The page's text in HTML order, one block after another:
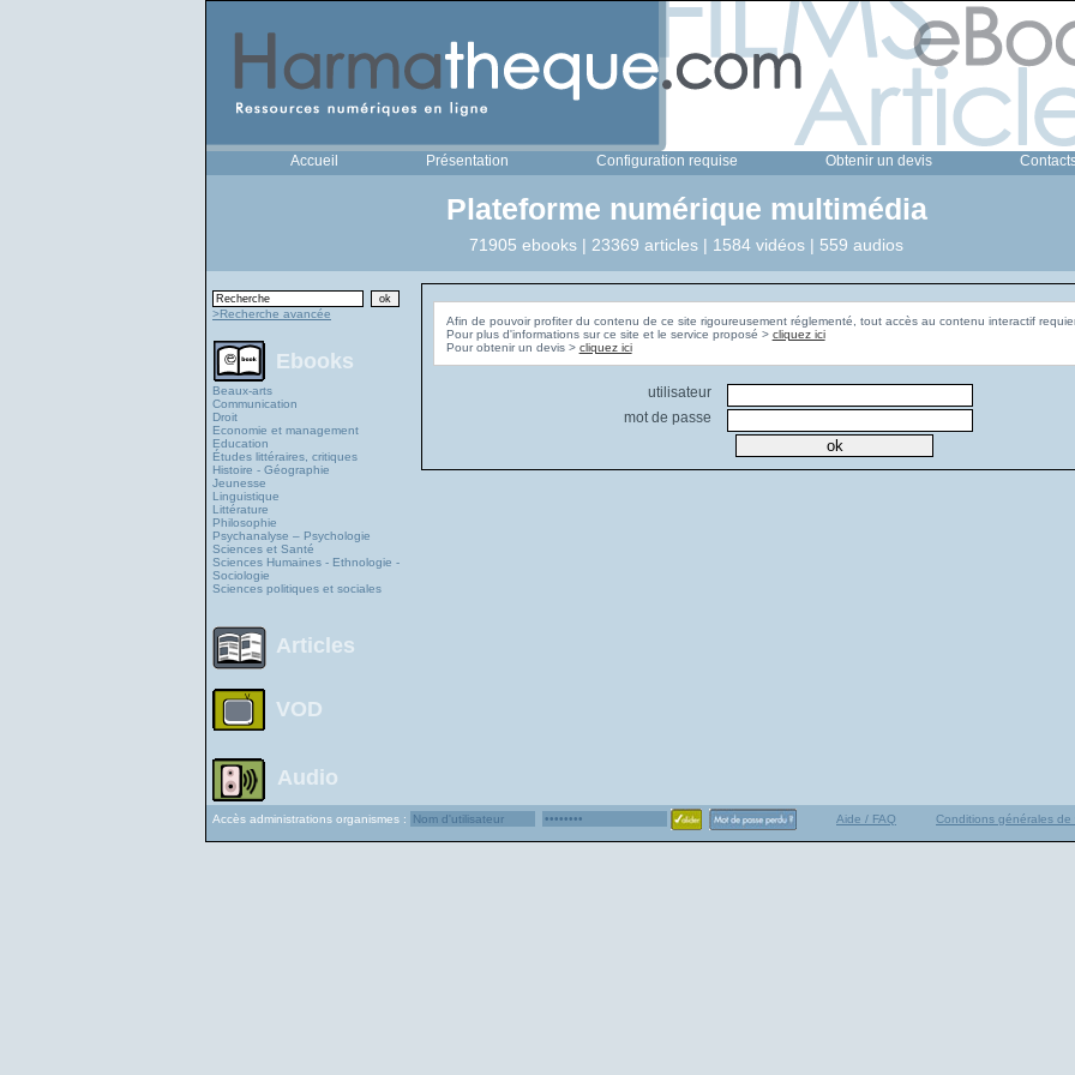
Accueil Présentation Configuration requise Obtenir un devis
Plateforme numérique multimédia
71905 ebooks | 23369 articles | 1584 vidéos | 559 audios
>Recherche avancée
Ebooks
Beaux-arts
Communication
Droit
Economie et management
Education
Études littéraires, critiques
Histoire - Géographie
Jeunesse
Linguistique
Littérature
Philosophie
Psychanalyse – Psychologie
Sciences et Santé
Sciences Humaines - Ethnologie -
Sociologie
Sciences politiques et sociales
Articles
VOD
Audio
Afin de pouvoir profiter du contenu de ce site rigoureusement réglementé, tout accès au contenu interactif
Pour plus d'informations sur ce site et le service proposé > cliquez ici
Pour obtenir un devis > cliquez ici
utilisateur
mot de passe
Accès administrations organismes : Aide / FAQ Conditions générales de